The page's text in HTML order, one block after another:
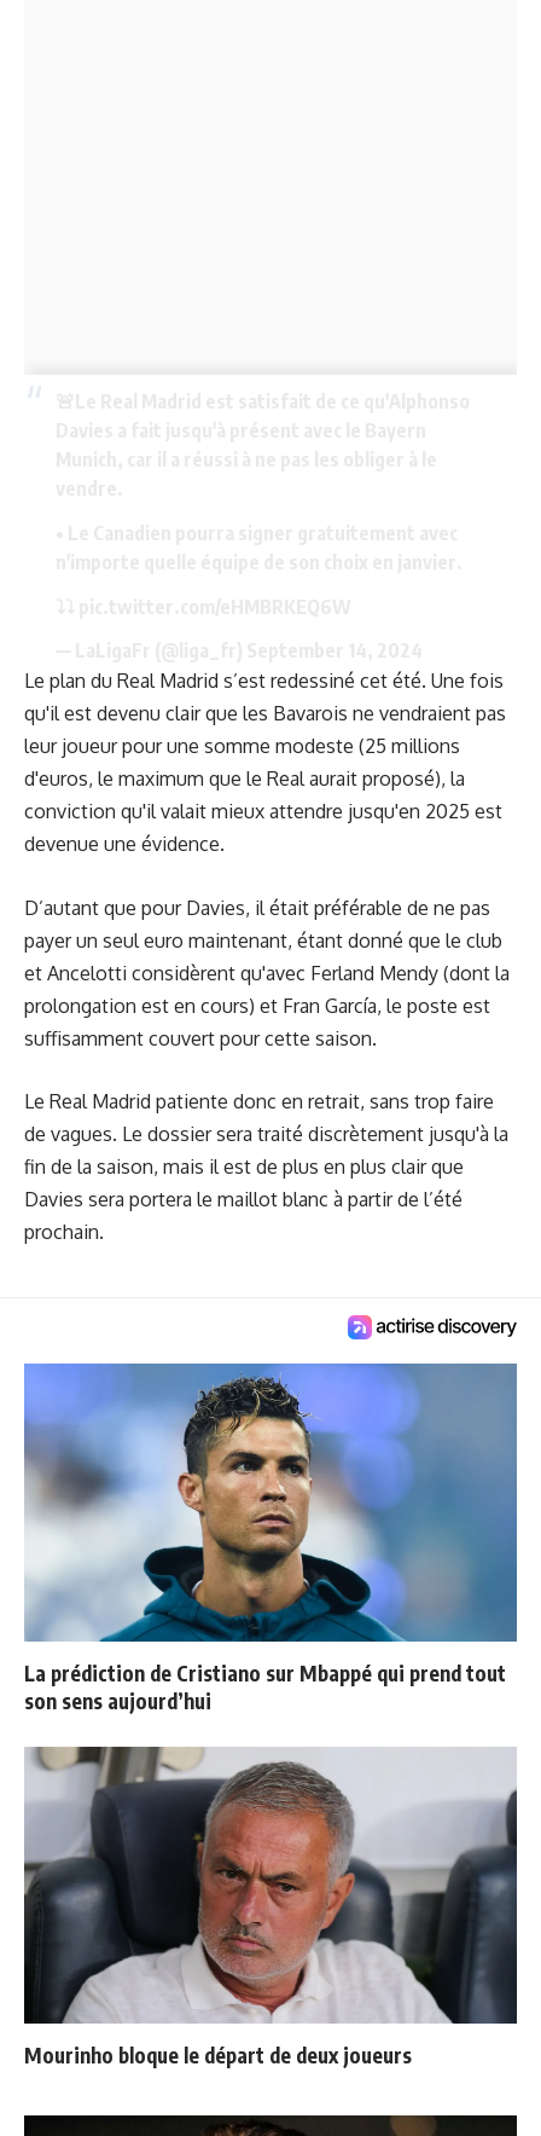
Le plan du Real Madrid s’est redessiné cet été. Une fois
qu'il est devenu clair que les Bavarois ne vendraient pas
leur joueur pour une somme modeste (25 millions
d'euros, le maximum que le Real aurait proposé), la
conviction qu'il valait mieux attendre jusqu'en 2025 est
devenue une évidence.
D’autant que pour Davies, il était préférable de ne pas
payer un seul euro maintenant, étant donné que le club
et Ancelotti considèrent qu'avec Ferland Mendy (dont la
prolongation est en cours) et Fran García, le poste est
suffisamment couvert pour cette saison.
Le Real Madrid patiente donc en retrait, sans trop faire
de vagues. Le dossier sera traité discrètement jusqu'à la
fin de la saison, mais il est de plus en plus clair que
Davies sera portera le maillot blanc à partir de l’été
prochain.
La prédiction de Cristiano sur Mbappé qui prend tout
son sens aujourd’hui
Mourinho bloque le départ de deux joueurs